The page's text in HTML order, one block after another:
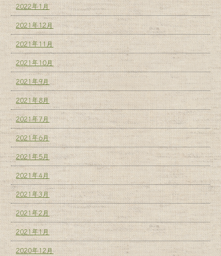
2022年1月
2021年12月
2021年11月
2021年10月
2021年9月
2021年8月
2021年7月
2021年6月
2021年5月
2021年4月
2021年3月
2021年2月
2021年1月
2020年12月